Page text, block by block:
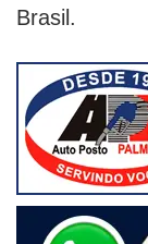
Brasil.